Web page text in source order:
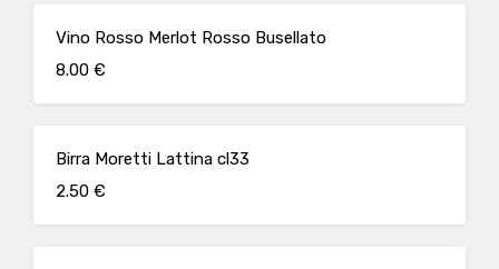
Vino Rosso Merlot Rosso Busellato
8.00 €
Birra Moretti Lattina cl33
2.50 €